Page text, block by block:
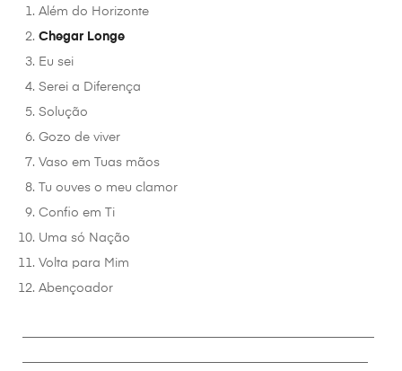
Além do Horizonte
Chegar Longe
Eu sei
Serei a Diferença
Solução
Gozo de viver
Vaso em Tuas mãos
Tu ouves o meu clamor
Confio em Ti
Uma só Nação
Volta para Mim
Abençoador